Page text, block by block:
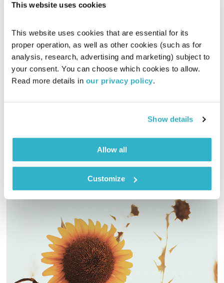
This website uses cookies
This website uses cookies that are essential for its
proper operation, as well as other cookies (such as for
analysis, research, advertising and marketing) subject to
your consent. You can choose which cookies to allow.
Read more details in our privacy policy.
Show details
Allow all
Customize
המניע
אלון נוימן
00:57:21
סתיו בארץ זאת לא באמת עונה, זה מרווח בין הקיץ לחורף. מרווחים
דברים? אלון נוימן בתכנית נוספת של "המניע"